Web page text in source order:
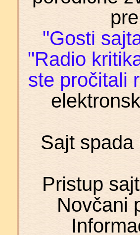
"Gosti
"Radio
ste pročitali
Sajt
Pristup
Novčani